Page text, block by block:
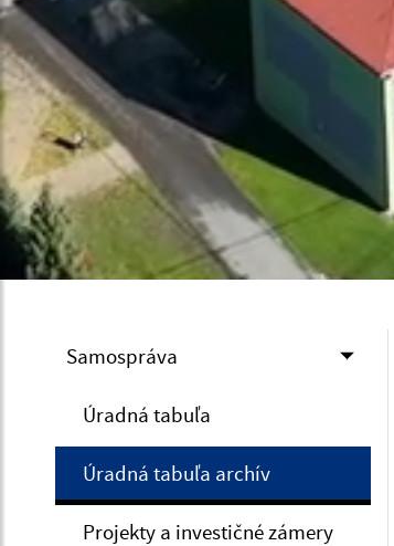
Samospráva
Úradná tabuľa
Úradná tabuľa archív
Projekty a investičné zámery